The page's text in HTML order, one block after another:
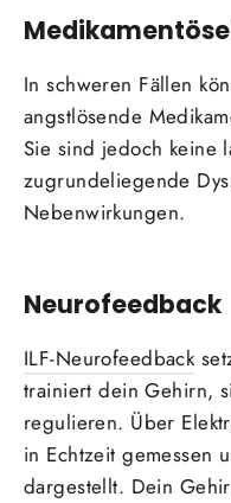
In schweren Fällen
angstlösende
Sie sind jedoch keine
zugrundeliegende
Nebenwirkungen.
Neurofeedback
ILF-Neurofeedback
trainiert dein Gehirn,
regulieren. Über
in Echtzeit gemessen
dargestellt. Dein